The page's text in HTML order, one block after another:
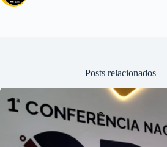
Posts relacionados